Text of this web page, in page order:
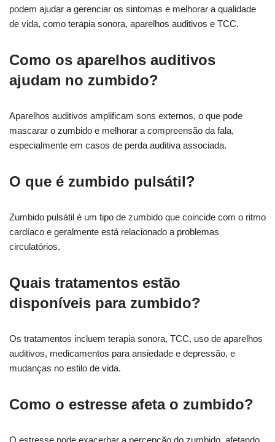
podem ajudar a gerenciar os sintomas e melhorar a qualidade
de vida, como terapia sonora, aparelhos auditivos e TCC.
Como os aparelhos auditivos
ajudam no zumbido?
Aparelhos auditivos amplificam sons externos, o que pode
mascarar o zumbido e melhorar a compreensão da fala,
especialmente em casos de perda auditiva associada.
O que é zumbido pulsátil?
Zumbido pulsátil é um tipo de zumbido que coincide com o ritmo
cardíaco e geralmente está relacionado a problemas
circulatórios.
Quais tratamentos estão
disponíveis para zumbido?
Os tratamentos incluem terapia sonora, TCC, uso de aparelhos
auditivos, medicamentos para ansiedade e depressão, e
mudanças no estilo de vida.
Como o estresse afeta o zumbido?
O estresse pode exacerbar a percepção do zumbido, afetando